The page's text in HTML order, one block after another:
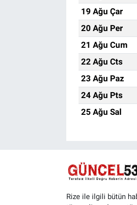
19 Ağu Çar
20 Ağu Per
21 Ağu Cum
22 Ağu Cts
23 Ağu Paz
24 Ağu Pts
25 Ağu Sal
Rize ile ilgili bütün